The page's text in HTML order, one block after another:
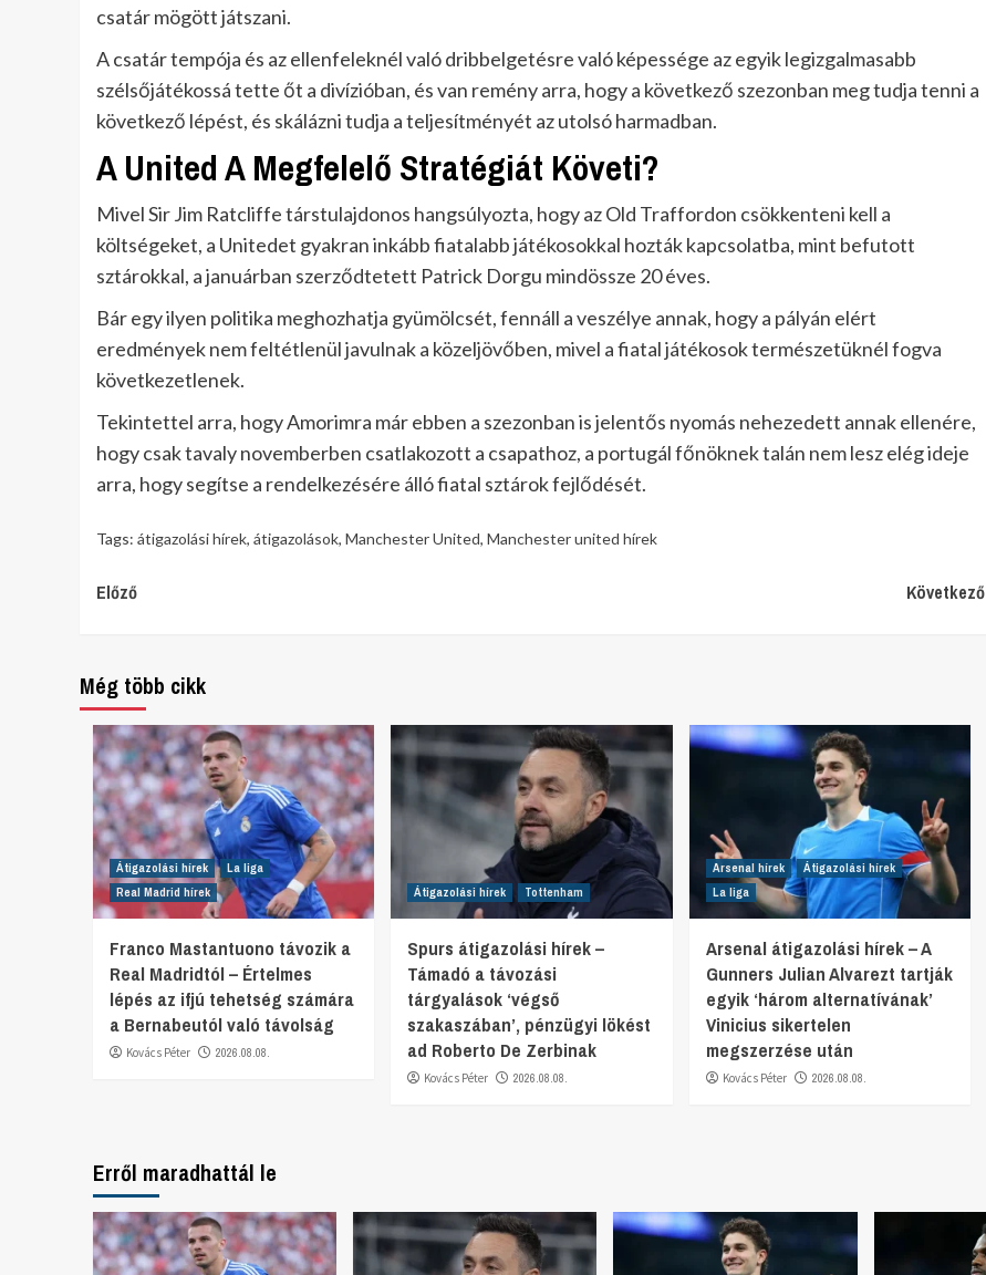
csatár mögött játszani.
A csatár tempója és az ellenfeleknél való dribbelgetésre való képessége az egyik legizgalmasabb
szélsőjátékossá tette őt a divízióban, és van remény arra, hogy a következő szezonban meg tudja tenni a
következő lépést, és skálázni tudja a teljesítményét az utolsó harmadban.
A United A Megfelelő Stratégiát Követi?
Mivel Sir Jim Ratcliffe társtulajdonos hangsúlyozta, hogy az Old Traffordon csökkenteni kell a
költségeket, a Unitedet gyakran inkább fiatalabb játékosokkal hozták kapcsolatba, mint befutott
sztárokkal, a januárban szerződtetett Patrick Dorgu mindössze 20 éves.
Bár egy ilyen politika meghozhatja gyümölcsét, fennáll a veszélye annak, hogy a pályán elért
eredmények nem feltétlenül javulnak a közeljövőben, mivel a fiatal játékosok természetüknél fogva
következetlenek.
Tekintettel arra, hogy Amorimra már ebben a szezonban is jelentős nyomás nehezedett annak ellenére,
hogy csak tavaly novemberben csatlakozott a csapathoz, a portugál főnöknek talán nem lesz elég ideje
arra, hogy segítse a rendelkezésére álló fiatal sztárok fejlődését.
Tags: átigazolási hírek, átigazolások, Manchester United, Manchester united hírek
Continue
Előző Következő
Még több cikk
Átigazolási hírek
La liga
Real Madrid hírek
Franco Mastantuono távozik a
Real Madridtól – Értelmes
lépés az ifjú tehetség számára
a Bernabeutól való távolság
Kovács Péter 2026.08.08.
Átigazolási hírek Tottenham
Spurs átigazolási hírek –
Támadó a távozási
tárgyalások ‘végső
szakaszában’, pénzügyi lökést
ad Roberto De Zerbinak
Kovács Péter 2026.08.08.
Arsenal hírek
Átigazolási hírek
La liga
Arsenal átigazolási hírek – A
Gunners Julian Alvarezt tartják
egyik ‘három alternatívának’
Vinicius sikertelen
megszerzése után
Kovács Péter 2026.08.08.
Erről maradhattál le